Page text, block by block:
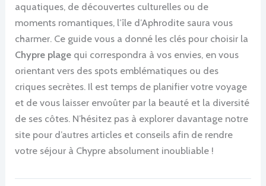
aquatiques, de découvertes culturelles ou de
moments romantiques, l’île d’Aphrodite saura vous
charmer. Ce guide vous a donné les clés pour choisir la
Chypre plage qui correspondra à vos envies, en vous
orientant vers des spots emblématiques ou des
criques secrètes. Il est temps de planifier votre voyage
et de vous laisser envoûter par la beauté et la diversité
de ses côtes. N’hésitez pas à explorer davantage notre
site pour d’autres articles et conseils afin de rendre
votre séjour à Chypre absolument inoubliable !